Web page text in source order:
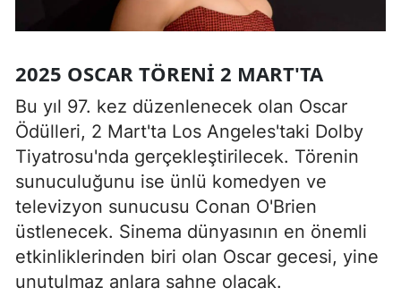
2025 OSCAR TÖRENI 2 MART'TA
Bu yıl 97. kez düzenlenecek olan Oscar
Ödülleri, 2 Mart'ta Los Angeles'taki Dolby
Tiyatrosu'nda gerçekleştirilecek. Törenin
sunuculuğunu ise ünlü komedyen ve
televizyon sunucusu Conan O'Brien
üstlenecek. Sinema dünyasının en önemli
etkinliklerinden biri olan Oscar gecesi, yine
unutulmaz anlara sahne olacak.